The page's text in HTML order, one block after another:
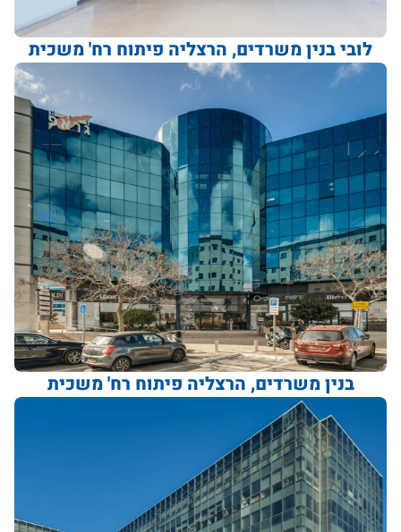
לובי בנין משרדים, הרצליה פיתוח רח' משכית
בנין משרדים, הרצליה פיתוח רח' משכית